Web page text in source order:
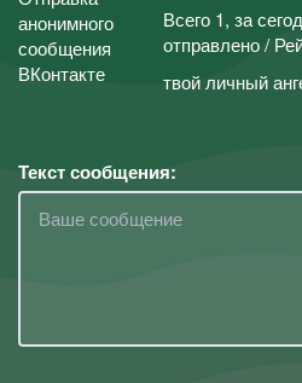
Всего 1, за
отправлено /
твой личный
Текст сообщения: